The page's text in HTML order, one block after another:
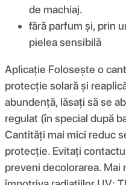
de machiaj.
fără parfum și, prin
pielea sensibilă
Aplicație Folosește o
protecție solară și
abundență, lăsați să se
regulat (în special după
Cantități mai mici reduc
protecție. Evitați
preveni decolorarea.